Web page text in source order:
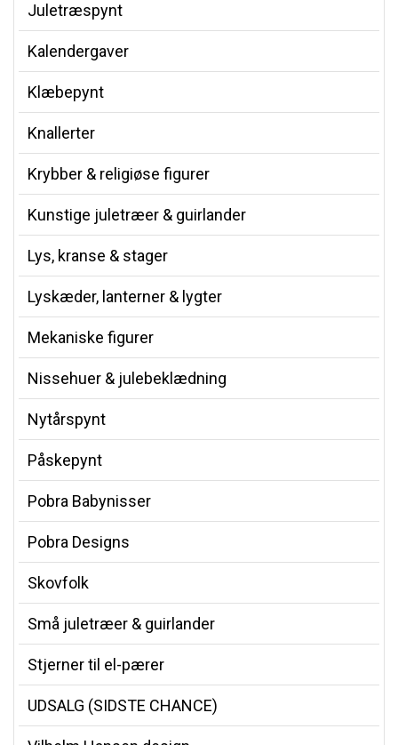
Juletræspynt
Kalendergaver
Klæbepynt
Knallerter
Krybber & religiøse figurer
Kunstige juletræer & guirlander
Lys, kranse & stager
Lyskæder, lanterner & lygter
Mekaniske figurer
Nissehuer & julebeklædning
Nytårspynt
Påskepynt
Pobra Babynisser
Pobra Designs
Skovfolk
Små juletræer & guirlander
Stjerner til el-pærer
UDSALG (SIDSTE CHANCE)